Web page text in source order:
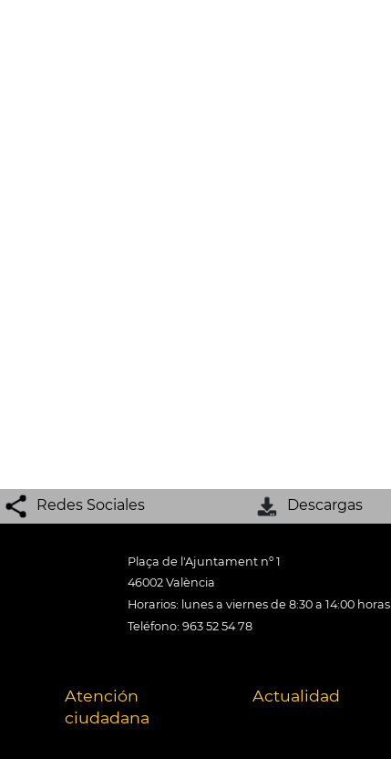
Redes Sociales Descargas
Plaça de l'Ajuntament nº 1
46002 València
Horarios: lunes a viernes de 8:30 a 14:00 horas
Teléfono: 963 52 54 78
Atención
ciudadana
Actualidad